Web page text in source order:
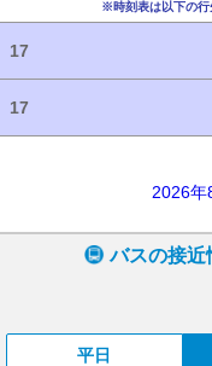
※時刻表は以下の行
17
17
2026年
バスの接近
平日